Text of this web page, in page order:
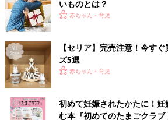
いものとは？
赤ちゃん・育児
【セリア】完売注意！今す
ズ5選
赤ちゃん・育児
初めて妊娠されたかたに！
む本『初めてのたまごクラブ